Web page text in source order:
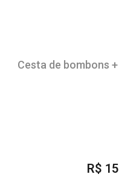
Cesta de bombons
R$